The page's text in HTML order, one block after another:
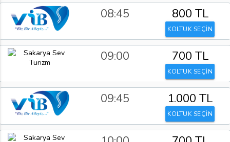
08:45 800 TL
KOLTUK SEÇİN
09:00 700 TL
KOLTUK SEÇİN
09:45 1.000 TL
KOLTUK SEÇİN